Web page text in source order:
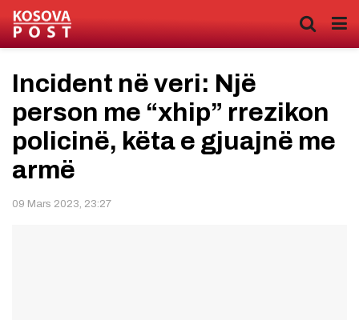
Incident në veri: Një
person me “xhip” rrezikon
policinë, këta e gjuajnë me
armë
09 Mars 2023, 23:27